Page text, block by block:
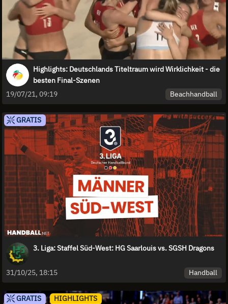
Highlights: Deutschlands Titeltraum wird Wirklichkeit - die
besten Final-Szenen
19/07/21, 09:19
Beachhandball
GRATIS
3. Liga: Staffel Süd-West: HG Saarlouis vs. SGSH Dragons
31/10/25, 18:15 Handball
GRATIS HIGHLIGHTS